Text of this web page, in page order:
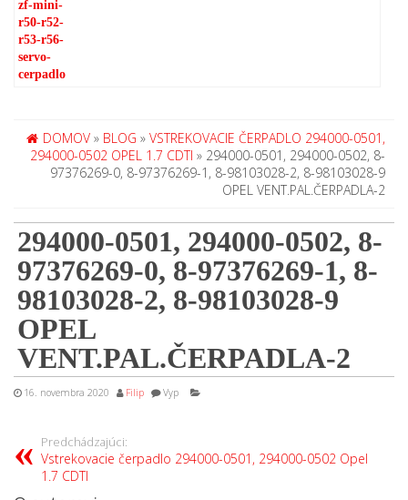
DOMOV » BLOG » VSTREKOVACIE ČERPADLO 294000-0501,
294000-0502 OPEL 1.7 CDTI » 294000-0501, 294000-0502, 8-
97376269-0, 8-97376269-1, 8-98103028-2, 8-98103028-9
OPEL VENT.PAL.ČERPADLA-2
294000-0501, 294000-0502, 8-
97376269-0, 8-97376269-1, 8-
98103028-2, 8-98103028-9
OPEL
VENT.PAL.ČERPADLA-2
16. novembra 2020 Filip Vyp
Predchádzajúci:
Vstrekovacie čerpadlo 294000-0501, 294000-0502 Opel
1.7 CDTI